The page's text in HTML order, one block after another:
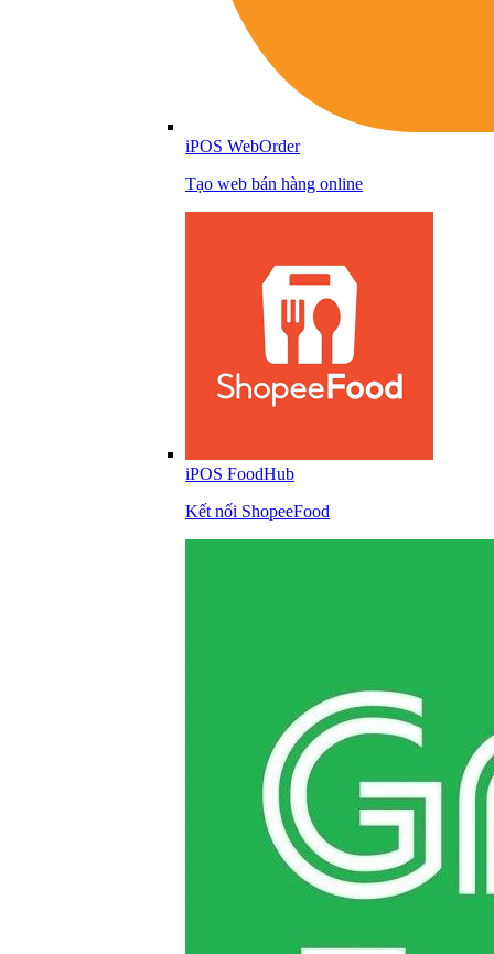
iPOS WebOrder
Tạo web bán hàng online
iPOS FoodHub
Kết nối ShopeeFood